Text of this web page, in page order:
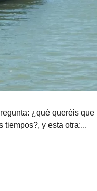
¿qué queréis que
tiempos?, y esta otra:...